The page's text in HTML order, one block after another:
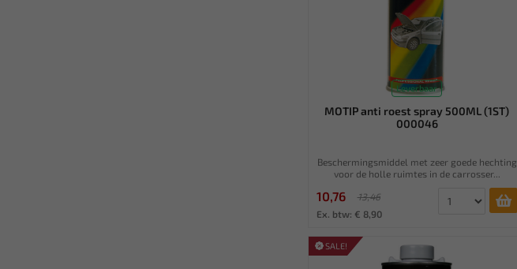
Leverbaar
MOTIP anti roest spray 500ML (1ST)
000046
Beschermingsmiddel met zeer goede hechting
voor de holle ruimtes in de carrosser...
10,76
13,46
Ex. btw: € 8,90
SALE!